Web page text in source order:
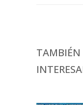
TAMBIÉN